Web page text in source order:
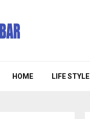
HOME LIFE STYLE